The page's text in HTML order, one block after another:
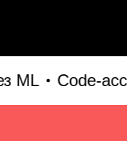
Code-